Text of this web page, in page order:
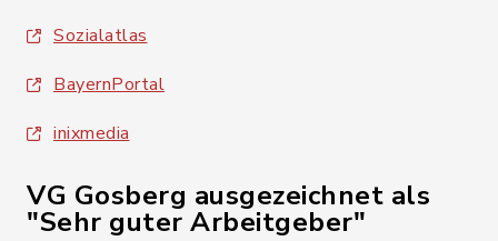
Sozialatlas
BayernPortal
inixmedia
VG Gosberg ausgezeichnet als
"Sehr guter Arbeitgeber"